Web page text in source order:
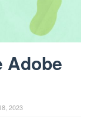
Adobe
2023